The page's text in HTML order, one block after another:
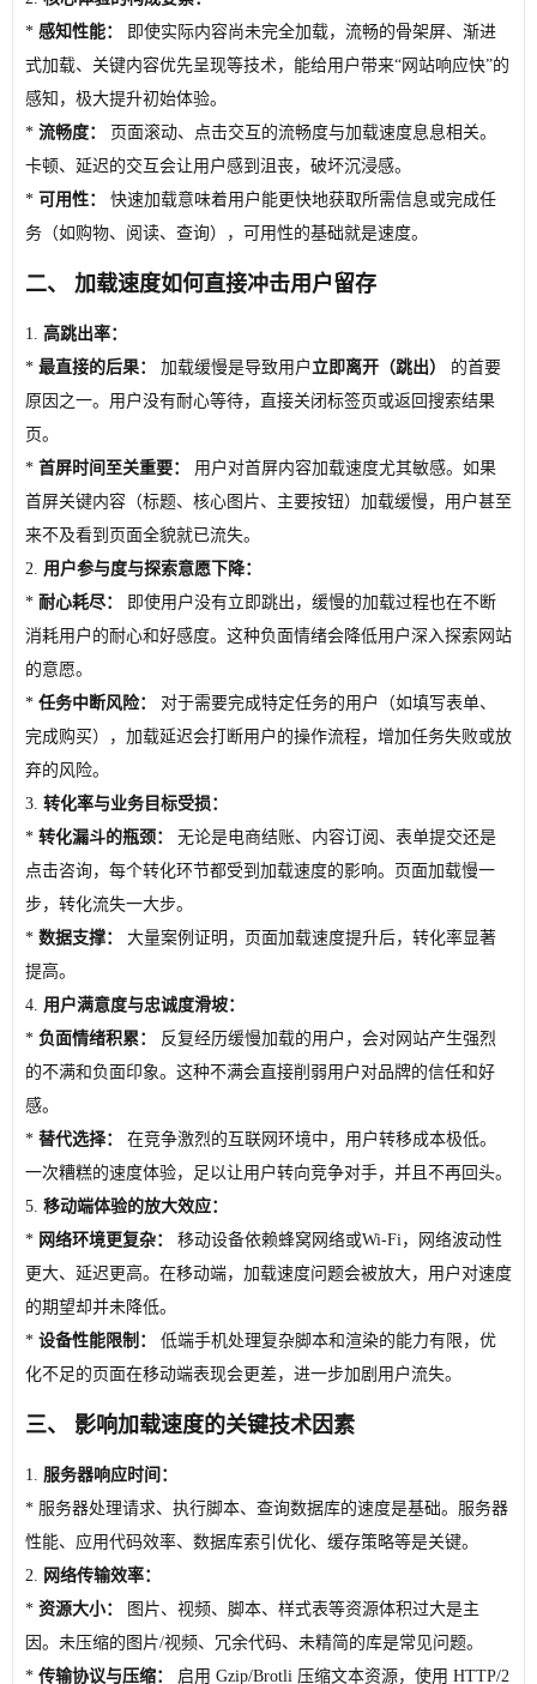
* 感知性能：
即使实际内容尚未完全加载，流畅的骨架屏、渐进
式加载、关键内容优先呈现等技术，能给用户带来“网站响应快”的
感知，极大提升初始体验。
* 流畅度：
页面滚动、点击交互的流畅度与加载速度息息相关。
卡顿、延迟的交互会让用户感到沮丧，破坏沉浸感。
* 可用性：
快速加载意味着用户能更快地获取所需信息或完成任
务（如购物、阅读、查询），可用性的基础就是速度。
二、 加载速度如何直接冲击用户留存
1. 高跳出率：
* 最直接的后果： 加载缓慢是导致用户立即离开（跳出）
的首要
原因之一。用户没有耐心等待，直接关闭标签页或返回搜索结果
页。
* 首屏时间至关重要：
用户对首屏内容加载速度尤其敏感。如果
首屏关键内容（标题、核心图片、主要按钮）加载缓慢，用户甚至
来不及看到页面全貌就已流失。
2. 用户参与度与探索意愿下降：
* 耐心耗尽：
即使用户没有立即跳出，缓慢的加载过程也在不断
消耗用户的耐心和好感度。这种负面情绪会降低用户深入探索网站
的意愿。
* 任务中断风险：
对于需要完成特定任务的用户（如填写表单、
完成购买），加载延迟会打断用户的操作流程，增加任务失败或放
弃的风险。
3. 转化率与业务目标受损：
* 转化漏斗的瓶颈：
无论是电商结账、内容订阅、表单提交还是
点击咨询，每个转化环节都受到加载速度的影响。页面加载慢一
步，转化流失一大步。
* 数据支撑：
大量案例证明，页面加载速度提升后，转化率显著
提高。
4. 用户满意度与忠诚度滑坡：
* 负面情绪积累：
反复经历缓慢加载的用户，会对网站产生强烈
的不满和负面印象。这种不满会直接削弱用户对品牌的信任和好
感。
* 替代选择：
在竞争激烈的互联网环境中，用户转移成本极低。
一次糟糕的速度体验，足以让用户转向竞争对手，并且不再回头。
5. 移动端体验的放大效应：
* 网络环境更复杂：
移动设备依赖蜂窝网络或Wi-Fi，网络波动性
更大、延迟更高。在移动端，加载速度问题会被放大，用户对速度
的期望却并未降低。
* 设备性能限制：
低端手机处理复杂脚本和渲染的能力有限，优
化不足的页面在移动端表现会更差，进一步加剧用户流失。
三、 影响加载速度的关键技术因素
1. 服务器响应时间：
* 服务器处理请求、执行脚本、查询数据库的速度是基础。服务器
性能、应用代码效率、数据库索引优化、缓存策略等是关键。
2. 网络传输效率：
* 资源大小：
图片、视频、脚本、样式表等资源体积过大是主
因。未压缩的图片/视频、冗余代码、未精简的库是常见问题。
* 传输协议与压缩： 启用 Gzip/Brotli 压缩文本资源，使用 HTTP/2